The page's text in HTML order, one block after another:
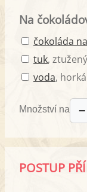
Na
čokoláda
tuk,
voda,
Množství na −
POSTUP